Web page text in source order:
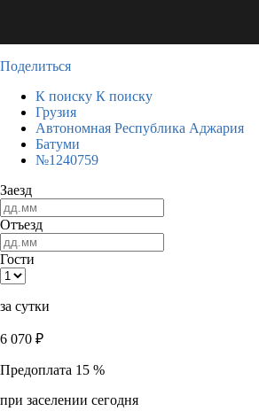
Поделиться
К поиску К поиску
Грузия
Автономная Республика Аджария
Батуми
№1240759
Заезд
Отъезд
Гости
за сутки
6 070 ₽
Предоплата 15 %
при заселении сегодня